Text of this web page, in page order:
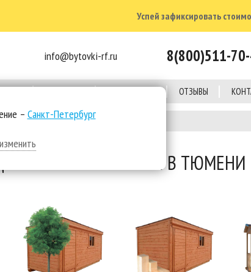
Успей зафиксировать
– Санкт-Петербург
info@bytovki-rf.ru 8(800)511-
ОТЗЫВЫ
БЫТОВКИ В ТЮМЕНИ